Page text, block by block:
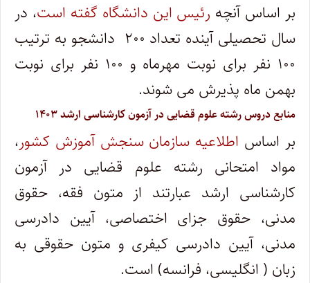
بر اساس آنچه رئیس این دانشگاه گفته است، در
سال تحصیلی آینده تعداد ۲۰۰ دانشجو به ترتیب
۱۰۰ نفر برای نوبت مهرماه و ۱۰۰ نفر برای نوبت
بهمن ماه پذیرش می شوند.
منابع دروس رشته علوم قضایی در آزمون کارشناسی ارشد ۱۴۰۳
بر اساس اطلاعیه سازمان سنجش آموزش کشور،
مواد امتحانی رشته علوم قضایی در آزمون
کارشناسی ارشد عبارتند از متون فقه، حقوق
مدنی، حقوق جزای اختصاصی، آیین دادرسی
مدنی، آیین دادرسی کیفری و متون حقوقی به
زبان ( انگلیسی، فرانسه) است.